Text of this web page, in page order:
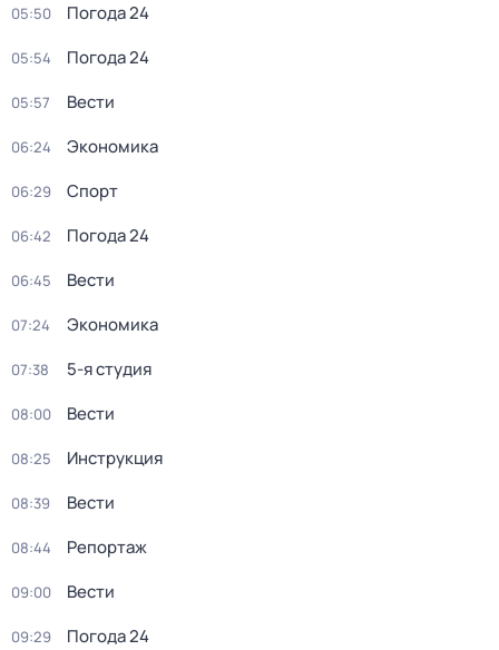
05:50 Погода 24
05:54 Погода 24
05:57 Вести
06:24 Экономика
06:29 Спорт
06:42 Погода 24
06:45 Вести
07:24 Экономика
07:38 5-я студия
08:00 Вести
08:25 Инструкция
08:39 Вести
08:44 Репортаж
09:00 Вести
09:29 Погода 24